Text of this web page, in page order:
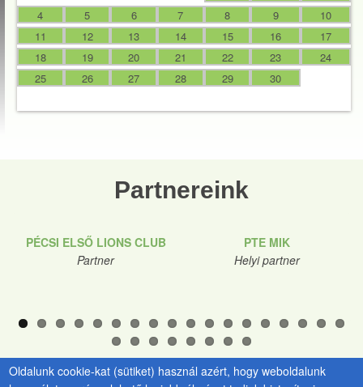
4
5 6 7 8 9
10
11
12 13 14 15 16
17
18
19 20 21 22 23
24
25
26 27 28 29 30
Partnereink
PÉCSI ELSŐ LIONS CLUB
Partner
PTE MIK
Helyi partner
Oldalunk cookie-kat (sütiket) használ azért, hogy weboldalunk